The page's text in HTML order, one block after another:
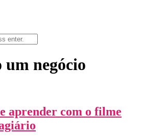
um negócio
aprender com o filme